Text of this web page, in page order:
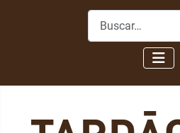
Buscar